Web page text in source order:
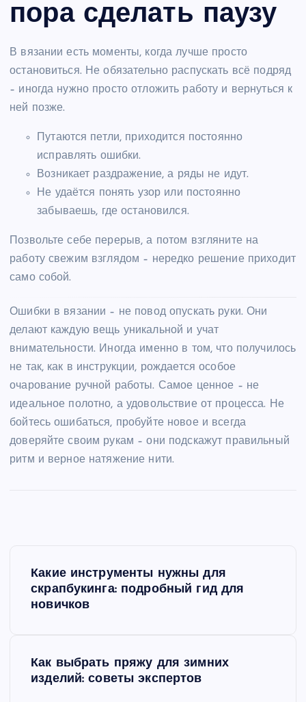
пора сделать паузу
В вязании есть моменты, когда лучше просто
остановиться. Не обязательно распускать всё подряд
– иногда нужно просто отложить работу и вернуться к
ней позже.
Путаются петли, приходится постоянно
исправлять ошибки.
Возникает раздражение, а ряды не идут.
Не удаётся понять узор или постоянно
забываешь, где остановился.
Позвольте себе перерыв, а потом взгляните на
работу свежим взглядом – нередко решение приходит
само собой.
Ошибки в вязании – не повод опускать руки. Они
делают каждую вещь уникальной и учат
внимательности. Иногда именно в том, что получилось
не так, как в инструкции, рождается особое
очарование ручной работы. Самое ценное – не
идеальное полотно, а удовольствие от процесса. Не
бойтесь ошибаться, пробуйте новое и всегда
доверяйте своим рукам – они подскажут правильный
ритм и верное натяжение нити.
Какие инструменты нужны для
скрапбукинга: подробный гид для
новичков
Как выбрать пряжу для зимних
изделий: советы экспертов